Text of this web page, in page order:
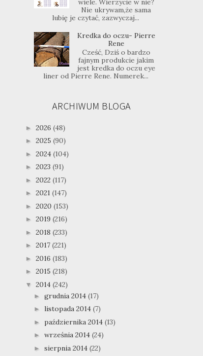
wiele. Wierzycie w nie?
Nie ukrywam,że sama
lubię je czytać, zazwyczaj...
Kredka do oczu- Pierre
Rene
Cześć, Dziś o bardzo
fajnym produkcie jakim
jest kredka do oczu eye
liner od Pierre Rene. Numerek...
ARCHIWUM BLOGA
► 2026 (48)
► 2025 (90)
► 2024 (104)
► 2023 (91)
► 2022 (117)
► 2021 (147)
► 2020 (153)
► 2019 (216)
► 2018 (233)
► 2017 (221)
► 2016 (183)
► 2015 (218)
▼ 2014 (242)
► grudnia 2014 (17)
► listopada 2014 (7)
► października 2014 (13)
► września 2014 (24)
► sierpnia 2014 (22)